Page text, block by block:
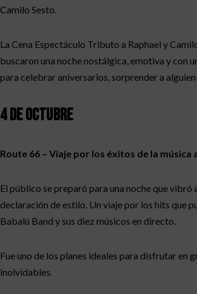
Camilo Sesto.
La Cena Espectáculo Tributo a Raphael y
buscaron una noche nostálgica, emotiva y con
para celebrar aniversarios, sorprender a
4 de octubre
Route 66 – Viaje por los éxitos de la música
El público se preparó para una noche que
declaración de estilo. Un viaje por los hits que
Babalú Band y sus diez músicos en directo.
Fue uno de los planes ideales para disfrutar en
inolvidables.